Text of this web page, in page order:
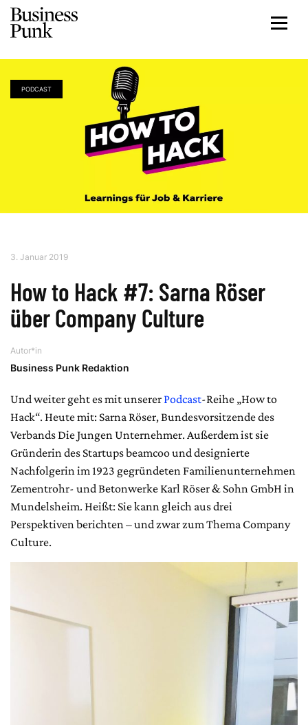
PODCAST
3. Januar 2019
How to Hack #7: Sarna Röser
über Company Culture
Autor*in
Business Punk Redaktion
Und weiter geht es mit unserer Podcast-Reihe „How to
Hack“. Heute mit: Sarna Röser, Bundesvorsitzende des
Verbands Die Jungen Unternehmer. Außerdem ist sie
Gründerin des Startups beamcoo und designierte
Nachfolgerin im 1923 gegründeten Familienunternehmen
Zementrohr- und Betonwerke Karl Röser & Sohn GmbH in
Mundelsheim. Heißt: Sie kann gleich aus drei
Perspektiven berichten – und zwar zum Thema Company
Culture.